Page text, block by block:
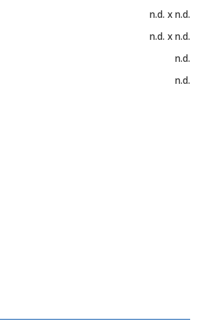
n.d. x n.d.
n.d. x n.d.
n.d.
n.d.